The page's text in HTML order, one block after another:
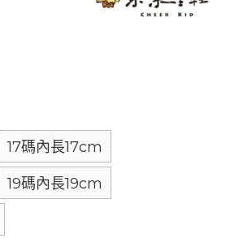
17碼內長17cm
19碼內長19cm